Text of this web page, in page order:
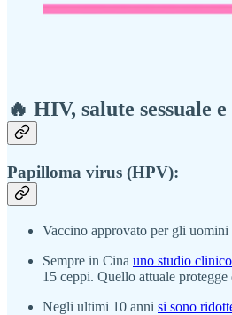
🔥 HIV, salute sessuale
Papilloma virus (HPV):
Vaccino approvato per gli uomini
Sempre in Cina uno studio clinico
15 ceppi. Quello attuale protegge
Negli ultimi 10 anni si sono